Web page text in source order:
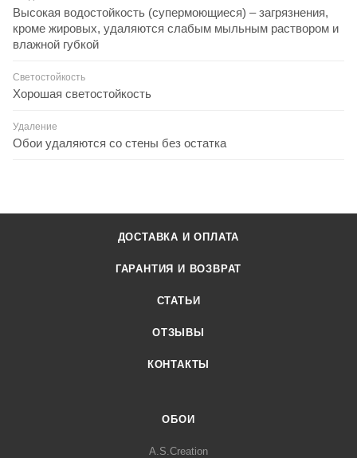
Высокая водостойкость (супермоющиеся) – загрязнения,
кроме жировых, удаляются слабым мыльным раствором и
влажной губкой
Светостойкость
Хорошая светостойкость
Удаление
Обои удаляются со стены без остатка
ДОСТАВКА И ОПЛАТА
ГАРАНТИЯ И ВОЗВРАТ
СТАТЬИ
ОТЗЫВЫ
КОНТАКТЫ
ОБОИ
A.S.Creation